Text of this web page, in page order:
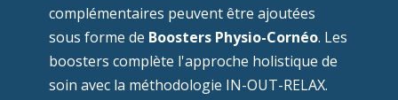
complémentaires peuvent être ajoutées
sous forme de Boosters Physio-Cornéo. Les
boosters complète l'approche holistique de
soin avec la méthodologie IN-OUT-RELAX.